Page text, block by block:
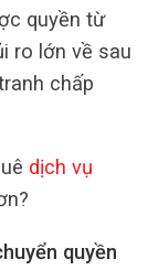
quyền từ
ro lớn về sau
chấp
dịch vụ
quyền